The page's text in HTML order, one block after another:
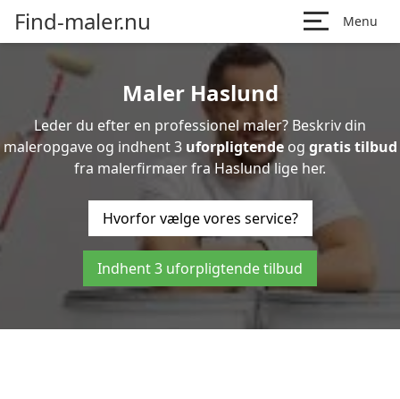
Find-maler.nu Menu
Maler Haslund
Leder du efter en professionel maler? Beskriv din
maleropgave og indhent 3 uforpligtendeog gratis tilbud
fra malerfirmaer fra Haslund lige her.
Hvorfor vælge vores service?
Indhent 3 uforpligtende tilbud